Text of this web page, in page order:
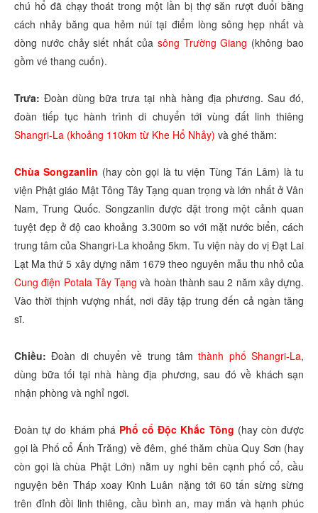
chú hổ đã chạy thoát trong một lần bị thợ săn rượt đuổi bằng
cách nhảy băng qua hẻm núi tại điểm lòng sông hẹp nhất và
dòng nước chảy siết nhất của sông Trường Giang (không bao
gồm vé thang cuốn).
Trưa:Đoàn dùng bữa trưa tại nhà hàng địa phương. Sau đó,
đoàn tiếp tục hành trình di chuyển tới vùng đất linh thiêng
Shangri-La (khoảng 110km từ Khe Hổ Nhảy) và ghé thăm:
Chùa Songzanlin (hay còn gọi là tu viện Tùng Tán Lâm) là tu
viện Phật giáo Mật Tông Tây Tạng quan trọng và lớn nhất ở Vân
Nam, Trung Quốc. Songzanlin được đặt trong một cảnh quan
tuyệt đẹp ở độ cao khoảng 3.300m so với mặt nước biển, cách
trung tâm của Shangri-La khoảng 5km. Tu viện này do vị Đạt Lai
Lạt Ma thứ 5 xây dựng năm 1679 theo nguyên mẫu thu nhỏ của
Cung điện Potala Tây Tạng và hoàn thành sau 2 năm xây dựng.
Vào thời thịnh vượng nhất, nơi đây tập trung đến cả ngàn tăng
sĩ.
Chiều: Đoàn di chuyển về trung tâmthành phố Shangri-La,
dùng bữa tối tại nhà hàng địa phương, sau đó về khách sạn
nhận phòng và nghỉ ngơi.
Đoàn tự do khám phá Phố cổ Độc Khắc Tông (hay còn được
gọi là Phố cổ Ánh Trăng) về đêm, ghé thăm chùa Quy Sơn (hay
còn gọi là chùa Phật Lớn) nằm uy nghi bên cạnh phố cổ, cầu
nguyện bên Tháp xoay Kinh Luân nặng tới 60 tấn sừng sừng
trên đỉnh đồi linh thiêng, cầu bình an, may mắn và hạnh phúc